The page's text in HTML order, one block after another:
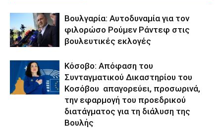
Βουλγαρία: Αυτοδυναμία για τον
φιλορώσο Ρούμεν Ράντεφ στις
βουλευτικές εκλογές
Κόσοβο: Απόφαση του
Συνταγματικού Δικαστηρίου του
Κοσόβου απαγορεύει, προσωρινά,
την εφαρμογή του προεδρικού
διατάγματος για τη διάλυση της
Βουλής